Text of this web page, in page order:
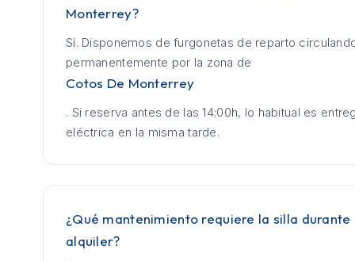
Monterrey?
Sí. Disponemos de furgonetas de reparto
permanentemente por la zona de
Cotos De Monterrey
. Si reserva antes de las 14:00h, lo habitual es
eléctrica en la misma tarde.
¿Qué mantenimiento requiere la silla durante
alquiler?